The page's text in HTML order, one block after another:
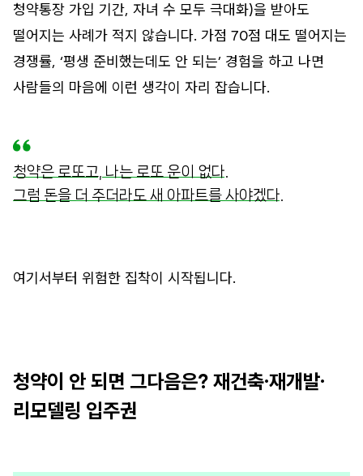
청약통장 가입 기간, 자녀 수 모두 극대화)을 받아도
떨어지는 사례가 적지 않습니다. 가점 70점 대도 떨어지는
경쟁률, ‘평생 준비했는데도 안 되는’ 경험을 하고 나면
사람들의 마음에 이런 생각이 자리 잡습니다.
청약은 로또고, 나는 로또 운이 없다.
그럼 돈을 더 주더라도 새 아파트를 사야겠다.
여기서부터 위험한 집착이 시작됩니다.
청약이 안 되면 그다음은? 재건축·재개발·
리모델링 입주권